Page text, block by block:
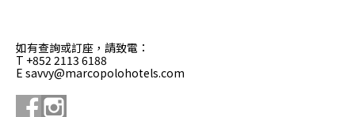
如有查詢或訂座，請致電：
T +852 2113 6188
E savvy@marcopolohotels.com